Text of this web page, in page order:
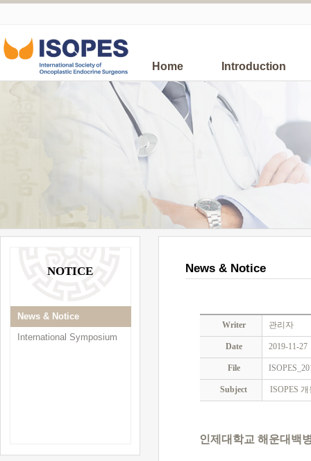
Home Introduction
NOTICE
News & Notice
International Symposium
News & Notice
Writer 관리자
Date 2019-11-27
File
Subject ISOPES
인제대학교 해운대백